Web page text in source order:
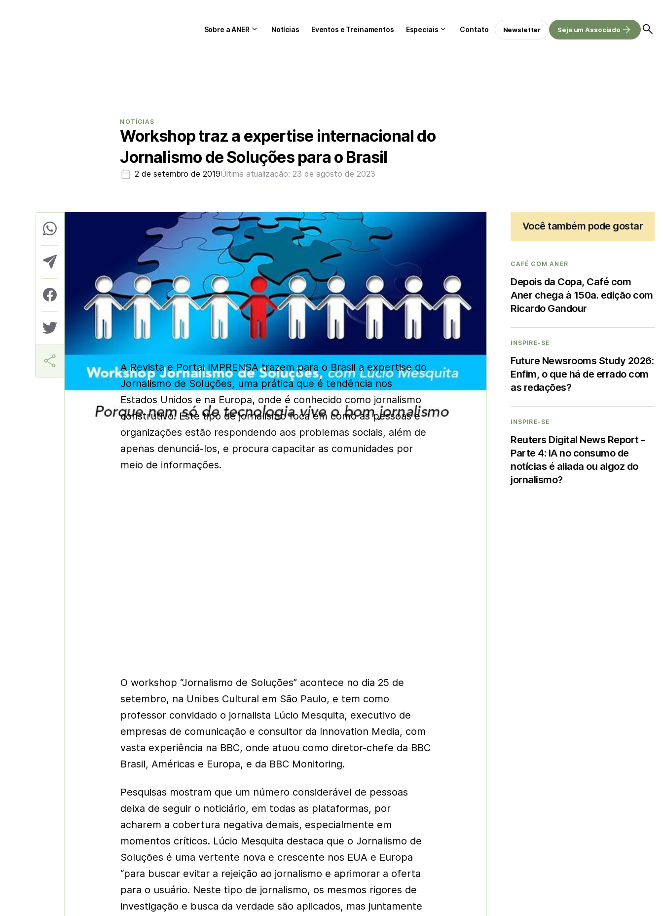
Sobre a ANER Notícias Eventos e Treinamentos Especiais Contato Newsletter Seja um Associado
NOTÍCIAS
Workshop traz a expertise internacional do
Jornalismo de Soluções para o Brasil
2 de setembro de 2019Última atualização: 23 de agosto de 2023
Aner
A Revista e Portal IMPRENSA trazem para o Brasil a expertise do
Jornalismo de Soluções, uma prática que é tendência nos
Estados Unidos e na Europa, onde é conhecido como jornalismo
construtivo. Este tipo de jornalismo foca em como as pessoas e
organizações estão respondendo aos problemas sociais, além de
apenas denunciá-los, e procura capacitar as comunidades por
meio de informações.
O workshop “Jornalismo de Soluções” acontece no dia 25 de
setembro, na Unibes Cultural em São Paulo, e tem como
professor convidado o jornalista Lúcio Mesquita, executivo de
empresas de comunicação e consultor da Innovation Media, com
vasta experiência na BBC, onde atuou como diretor-chefe da BBC
Brasil, Américas e Europa, e da BBC Monitoring.
Pesquisas mostram que um número considerável de pessoas
deixa de seguir o noticiário, em todas as plataformas, por
acharem a cobertura negativa demais, especialmente em
momentos críticos. Lúcio Mesquita destaca que o Jornalismo de
Soluções é uma vertente nova e crescente nos EUA e Europa
“para buscar evitar a rejeição ao jornalismo e aprimorar a oferta
para o usuário. Neste tipo de jornalismo, os mesmos rigores de
investigação e busca da verdade são aplicados, mas juntamente
Você também pode gostar
CAFÉ COM ANER
Depois da Copa, Café com
Aner chega à 150a. edição com
Ricardo Gandour
INSPIRE-SE
Future Newsrooms Study 2026:
Enfim, o que há de errado com
as redações?
INSPIRE-SE
Reuters Digital News Report -
Parte 4: IA no consumo de
notícias é aliada ou algoz do
jornalismo?